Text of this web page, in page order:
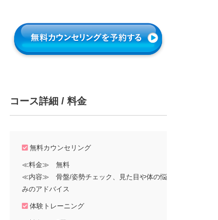
コース詳細 / 料金
無料カウンセリング
≪料金≫ 無料
≪内容≫ 骨盤/姿勢チェック、見た目や体の悩
みのアドバイス
体験トレーニング